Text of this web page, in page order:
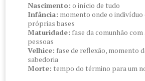
Nascimento: o início de tudo
Infância: momento onde o indivíduo
próprias bases
Maturidade: fase da comunhão
pessoas
Velhice: fase de reflexão, momento
sabedoria
Morte: tempo do término para um